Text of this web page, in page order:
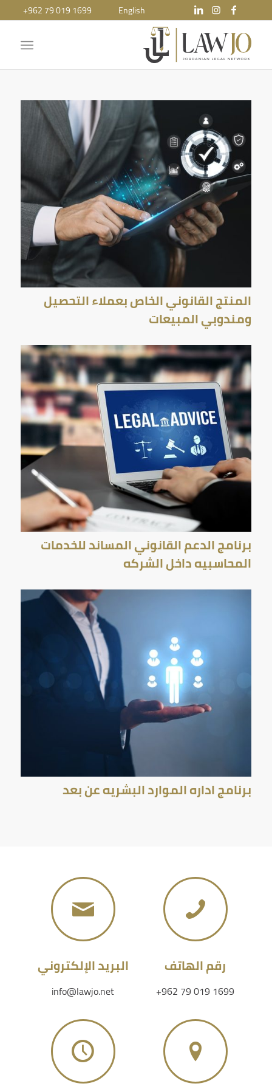
English
+962 79 019 1699
المنتج القانوني الخاص بعملاء التحصيل
ومندوبي المبيعات
برنامج الدعم القانوني المساند للخدمات
المحاسبيه داخل الشركه
برنامج اداره الموارد البشريه عن بعد
رقم الهاتف
+962 79 019 1699
البريد الإلكتروني
info@lawjo.net